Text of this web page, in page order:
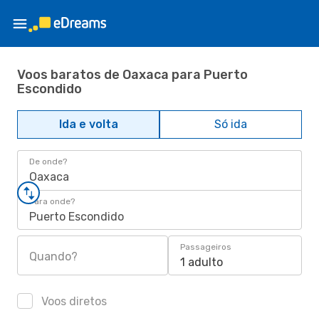
Voos baratos de Oaxaca para Puerto
Escondido
Ida e volta Só ida
De onde?
Oaxaca
Para onde?
Puerto Escondido
Quando?
Passageiros
1 adulto
Voos diretos